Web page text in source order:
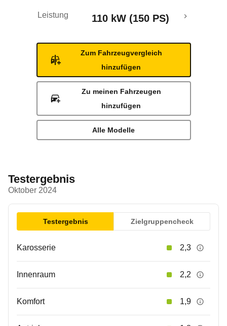
Leistung 110 kW (150 PS)
Zum Fahrzeugvergleich
hinzufügen
Zu meinen Fahrzeugen
hinzufügen
Alle Modelle
Testergebnis
Oktober 2024
Testergebnis Zielgruppencheck
Karosserie 2,3
Innenraum 2,2
Komfort 1,9